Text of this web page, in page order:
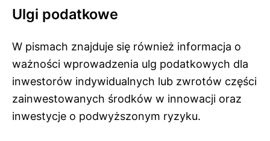
Ulgi podatkowe
W pismach znajduje się również informacja o
ważności wprowadzenia ulg podatkowych dla
inwestorów indywidualnych lub zwrotów części
zainwestowanych środków w innowacji oraz
inwestycje o podwyższonym ryzyku.